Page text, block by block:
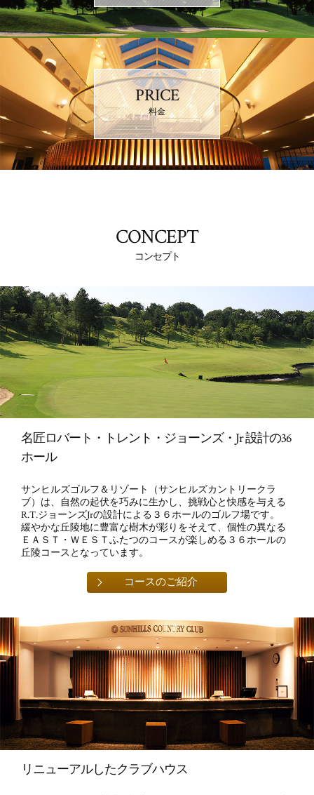
PRICE
料金
CONCEPT
コンセプト
名匠ロバート・トレント・ジョーンズ・Jr 設計の36
ホール
サンヒルズゴルフ＆リゾート（サンヒルズカントリークラ
ブ）は、自然の起伏を巧みに生かし、挑戦心と快感を与える
R.T.ジョーンズJrの設計による３６ホールのゴルフ場です。
緩やかな丘陵地に豊富な樹木が彩りをそえて、個性の異なる
ＥＡＳＴ・ＷＥＳＴふたつのコースが楽しめる３６ホールの
丘陵コースとなっています。
コースのご紹介
リニューアルしたクラブハウス